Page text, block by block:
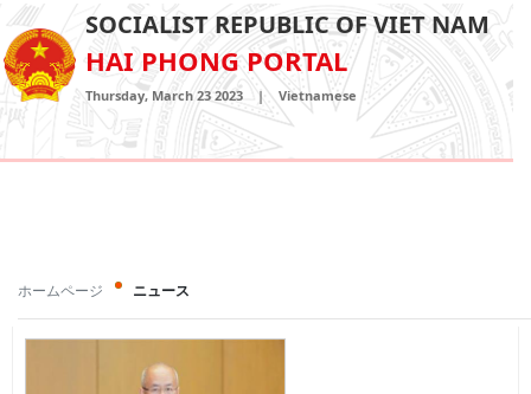
SOCIALIST REPUBLIC OF VIET NAM
HAI PHONG PORTAL
Thursday, March 23 2023 | Vietnamese
ホームページ ニュース